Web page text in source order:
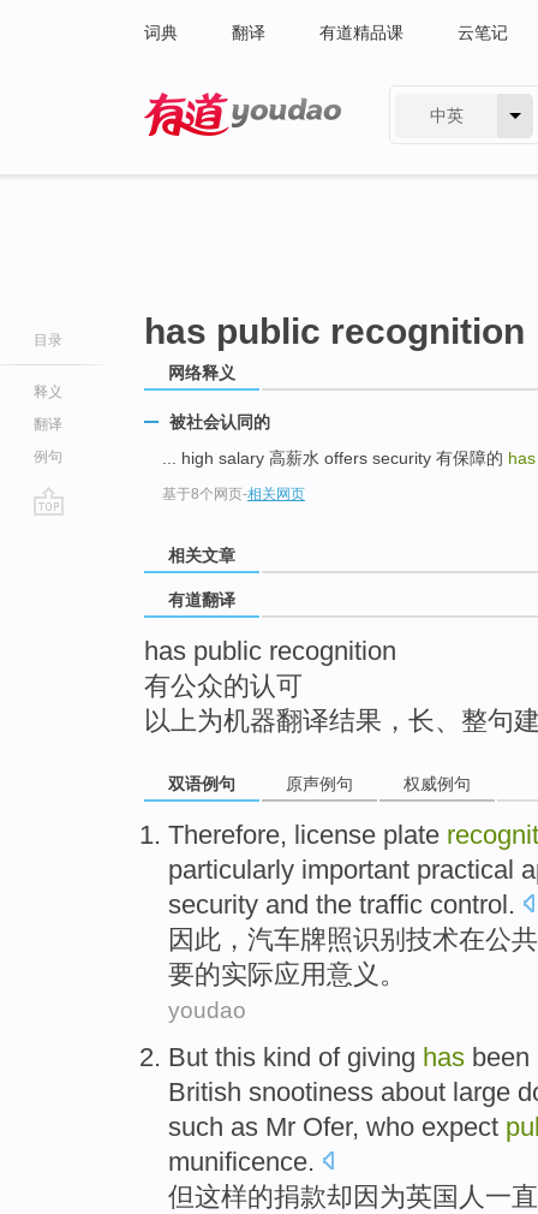
词典 翻译 有道精品课 云笔记
中英
目录
释义
翻译
例句
has public recognition
网络释义
被社会认同的
... high salary 高薪水 offers security 有保障的
基于8个网页-相关网页
相关文章
有道翻译
has public recognition
有公众的认可
以上为机器翻译结果，长、整句
双语例句 原声例句 权威例句
Therefore, license plate
particularly important practical
security and the traffic control.
因此 ，汽车牌照识别 技术在公共
要的实际应用意义 。
youdao
But this kind of giving has been
British snootiness about large
such as Mr Ofer, who expect
munificence.
但这样的捐款却因为英国人 一直